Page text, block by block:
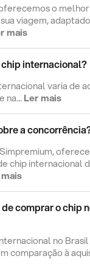
o
viagem,
mais
internacional?
varia de
na...Ler mais
a
chip internacional
comprar o chip
no
comparação à